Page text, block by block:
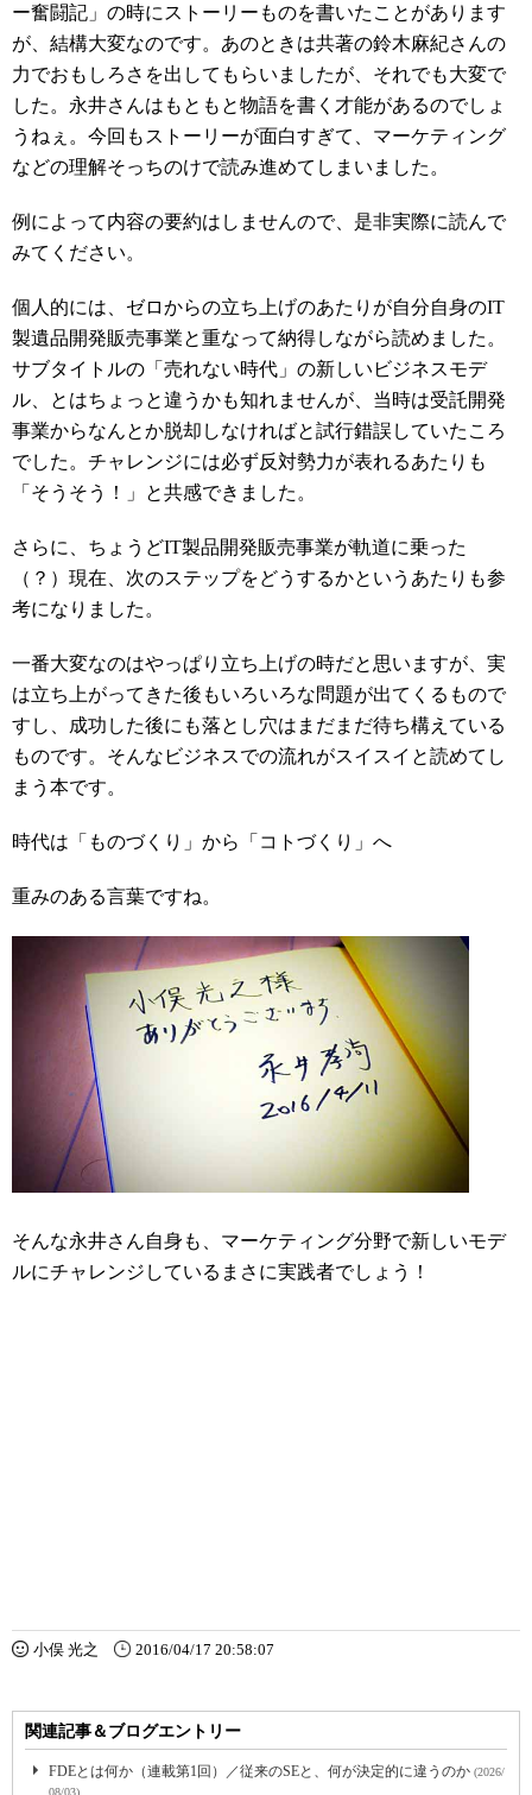
ー奮闘記」の時にストーリーものを書いたことがあります
が、結構大変なのです。あのときは共著の鈴木麻紀さんの
力でおもしろさを出してもらいましたが、それでも大変で
した。永井さんはもともと物語を書く才能があるのでしょ
うねぇ。今回もストーリーが面白すぎて、マーケティング
などの理解そっちのけで読み進めてしまいました。
例によって内容の要約はしませんので、是非実際に読んで
みてください。
個人的には、ゼロからの立ち上げのあたりが自分自身のIT
製遺品開発販売事業と重なって納得しながら読めました。
サブタイトルの「売れない時代」の新しいビジネスモデ
ル、とはちょっと違うかも知れませんが、当時は受託開発
事業からなんとか脱却しなければと試行錯誤していたころ
でした。 チャレンジには必ず反対勢力が表れるあたりも
「そうそう！」と共感できました。
さらに、ちょうどIT製品開発販売事業が軌道に乗った
（？）現在、次のステップをどうするかというあたりも参
考になりました。
一番大変なのはやっぱり立ち上げの時だと思いますが、実
は立ち上がってきた後もいろいろな問題が出てくるもので
すし、成功した後にも落とし穴はまだまだ待ち構えている
ものです。そんなビジネスでの流れがスイスイと読めてし
まう本です。
時代は「ものづくり」から「コトづくり」へ
重みのある言葉ですね。
そんな永井さん自身も、マーケティング分野で新しいモデ
ルにチャレンジしているまさに実践者でしょう！
小俣 光之 2016/04/17 20:58:07
関連記事＆ブログエントリー
FDEとは何か（連載第1回）／従来のSEと、何が決定的に違うのか (2026/